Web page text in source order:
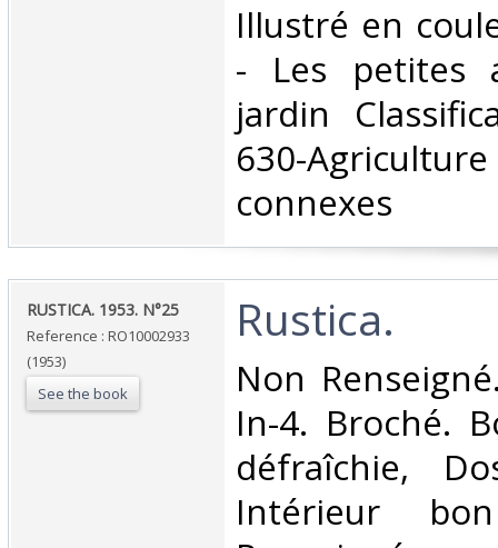
‎Illustré en
- Les petites
jardin
630-
connexes‎
‎RUSTICA. 1953. N°25‎
Reference : RO10002933
(1953)
See the book
‎Rustica.‎
‎Non
In-4. Broché.
défraîchie,
Intérieur